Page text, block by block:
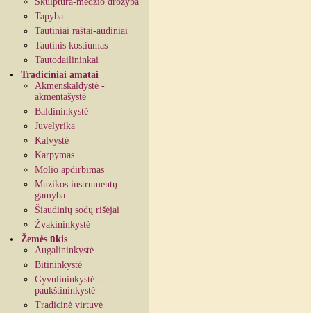
Tapyba
Tautiniai raštai-audiniai
Tautinis kostiumas
Tautodailininkai
Tradiciniai amatai
Akmenskaldystė -
akmentašystė
Baldininkystė
Juvelyrika
Kalvystė
Karpymas
Molio apdirbimas
Muzikos instrumentų
gamyba
Šiaudinių sodų rišėjai
Žvakininkystė
Žemės ūkis
Augalininkystė
Bitininkystė
Gyvulininkystė -
paukštininkystė
Tradicinė virtuvė